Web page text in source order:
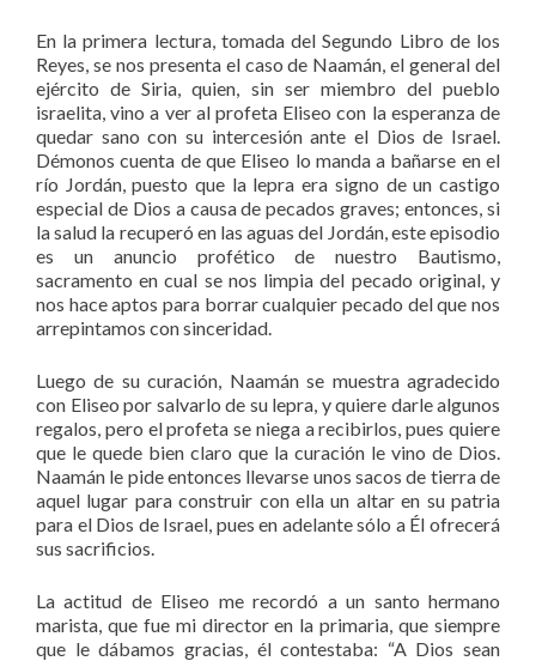
En la primera lectura, tomada del Segundo Libro de los
Reyes, se nos presenta el caso de Naamán, el general del
ejército de Siria, quien, sin ser miembro del pueblo
israelita, vino a ver al profeta Eliseo con la esperanza de
quedar sano con su intercesión ante el Dios de Israel.
Démonos cuenta de que Eliseo lo manda a bañarse en el
río Jordán, puesto que la lepra era signo de un castigo
especial de Dios a causa de pecados graves; entonces, si
la salud la recuperó en las aguas del Jordán, este episodio
es un anuncio profético de nuestro Bautismo,
sacramento en cual se nos limpia del pecado original, y
nos hace aptos para borrar cualquier pecado del que nos
arrepintamos con sinceridad.
Luego de su curación, Naamán se muestra agradecido
con Eliseo por salvarlo de su lepra, y quiere darle algunos
regalos, pero el profeta se niega a recibirlos, pues quiere
que le quede bien claro que la curación le vino de Dios.
Naamán le pide entonces llevarse unos sacos de tierra de
aquel lugar para construir con ella un altar en su patria
para el Dios de Israel, pues en adelante sólo a Él ofrecerá
sus sacrificios.
La actitud de Eliseo me recordó a un santo hermano
marista, que fue mi director en la primaria, que siempre
que le dábamos gracias, él contestaba: “A Dios sean